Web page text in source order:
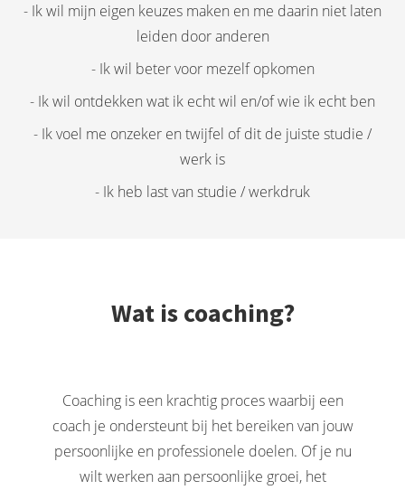
- Ik wil mijn eigen keuzes maken en me daarin niet laten
leiden door anderen
- Ik wil beter voor mezelf opkomen
- Ik wil ontdekken wat ik echt wil en/of wie ik echt ben
- Ik voel me onzeker en twijfel of dit de juiste studie /
werk is
- Ik heb last van studie / werkdruk
Wat is coaching?
Coaching is een krachtig proces waarbij een
coach je ondersteunt bij het bereiken van jouw
persoonlijke en professionele doelen. Of je nu
wilt werken aan persoonlijke groei, het